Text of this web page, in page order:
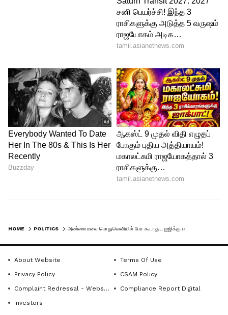
திமுக அமைச்சரின்
மதவெறி செயலை கண்டிக்கிறோம்..
ஒன்று திரளும் இந்து அமைப்புகள் -
HOME POLITICS
About Website
Terms Of Use
Privacy Policy
CSAM Policy
Complaint Redressal - Website
Compliance Report Digital
Investors